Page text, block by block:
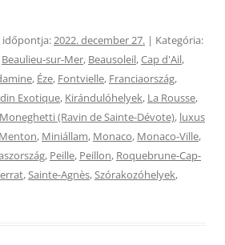
időpontja:2022. december 27. | Kategória:
Beaulieu-sur-Mer, Beausoleil,Cap d'Ail,
, Éze, Fontvielle, Franciaország,
Exotique, Kirándulóhelyek, La Rousse,
(Ravin de Sainte-Dévote), luxus
Menton, Miniállam, Monaco, Monaco-Ville,
, Peille, Peillon, Roquebrune-Cap-
,Sainte-Agnès,Szórakozóhelyek,